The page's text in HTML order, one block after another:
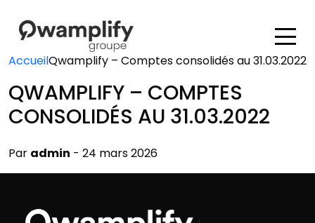
AccueilQwamplify – Comptes consolidés au 31.03.2022
QWAMPLIFY – COMPTES
CONSOLIDÉS AU 31.03.2022
Par admin - 24 mars 2026